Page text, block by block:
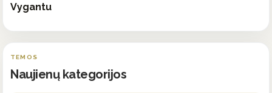
Vygantu
TEMOS
Naujienų kategorijos